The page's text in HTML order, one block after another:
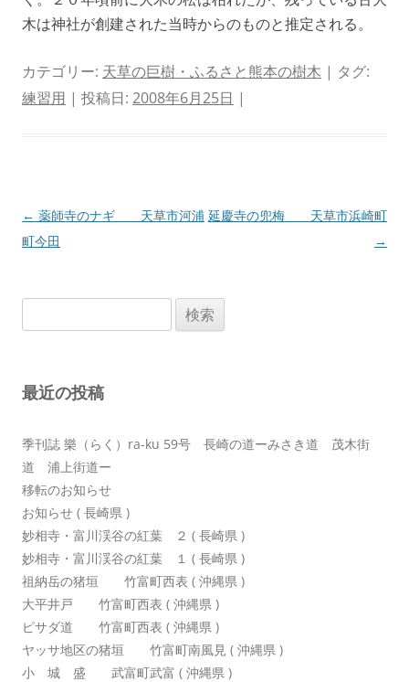
木は神社が創建された当時からのものと推定される。
カテゴリー: 天草の巨樹・ふるさと熊本の樹木 | タグ:
練習用 | 投稿日: 2008年6月25日 |
投
稿
ョ
← 薬師寺のナギ 天草市河浦
町今田
延慶寺の兜梅 天草市浜崎町
→
索:
最近の投稿
季刊誌 樂（らく）ra-ku 59号 長崎の道ーみさき道 茂木街
道 浦上街道ー
移転のお知らせ
お知らせ ( 長崎県 )
妙相寺・富川渓谷の紅葉 ２ ( 長崎県 )
妙相寺・富川渓谷の紅葉 １ ( 長崎県 )
祖納岳の猪垣 竹富町西表 ( 沖縄県 )
大平井戸 竹富町西表 ( 沖縄県 )
ピサダ道 竹富町西表 ( 沖縄県 )
ヤッサ地区の猪垣 竹富町南風見 ( 沖縄県 )
小 城 盛 武富町武富 ( 沖縄県 )